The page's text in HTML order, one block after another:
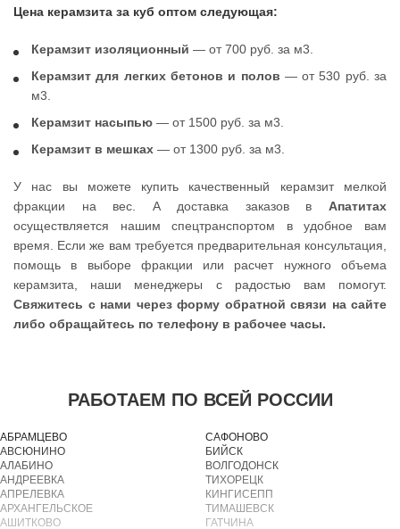
Цена керамзита за куб оптом следующая:
Керамзит изоляционный — от 700 руб. за м3.
Керамзит для легких бетонов и полов — от 530 руб. за
м3.
Керамзит насыпью — от 1500 руб. за м3.
Керамзит в мешках — от 1300 руб. за м3.
У нас вы можете купить качественный керамзит мелкой
фракции на вес. А доставка заказов в Апатитах
осуществляется нашим спецтранспортом в удобное вам
время. Если же вам требуется предварительная консультация,
помощь в выборе фракции или расчет нужного объема
керамзита, наши менеджеры с радостью вам помогут.
Свяжитесь с нами через форму обратной связи на сайте
либо обращайтесь по телефону в рабочее часы.
РАБОТАЕМ ПО ВСЕЙ РОССИИ
АБРАМЦЕВО
АВСЮНИНО
АЛАБИНО
АНДРЕЕВКА
АПРЕЛЕВКА
АРХАНГЕЛЬСКОЕ
АШИТКОВО
САФОНОВО
БИЙСК
ВОЛГОДОНСК
ТИХОРЕЦК
КИНГИСЕПП
ТИМАШЕВСК
ГАТЧИНА